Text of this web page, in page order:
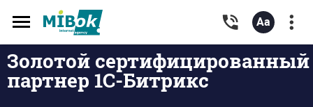
Toggle
navigation
Золотой сертифицированный
партнер 1С-Битрикс